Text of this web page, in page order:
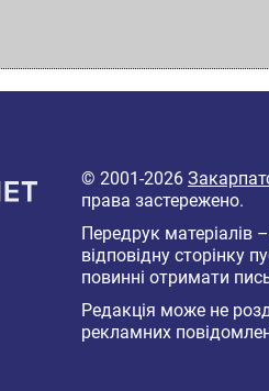
© 2001-2026
права застережено.
Передрук матеріалів
відповідну сторінку
повинні отримати
Редакція може не
рекламних